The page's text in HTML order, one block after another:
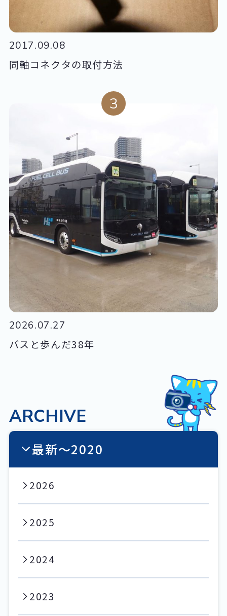
2017.09.08
同軸コネクタの取付方法
2026.07.27
バスと歩んだ38年
ARCHIVE
最新〜2020
2026
2025
2024
2023